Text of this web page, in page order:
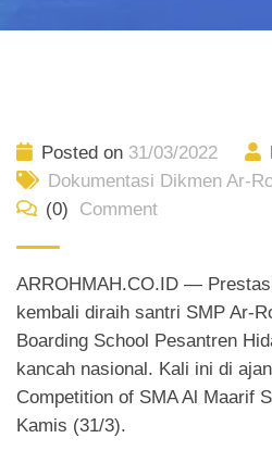
Posted on 31/03/2022
Dokumentasi Dikmen Ar-
(0)
Comment
ARROHMAH.CO.ID —
kembali diraih santri SMP Ar-
Boarding School Pesantren
kancah nasional. Kali ini di
Competition of SMA Al Maarif
Kamis (31/3).